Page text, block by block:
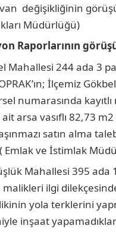
değişikliğinin
Müdürlüğü)
Raporlarının
Mahallesi 244 ada 3
İlçemiz
numarasında
arsa vasıflı 82,73 m2
satın alma
Emlak ve İstimlak
Mahallesi 395 ada
ilgi
yola terklerini
inşaat